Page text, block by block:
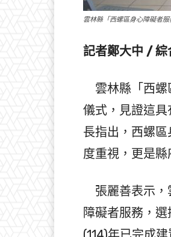
雲林縣「西螺區身心障礙者
記者鄭大中 / 綜
雲林縣「西螺
儀式，見證這
長指出，西螺
度重視，更是縣
張麗善表示，
障礙者服務，